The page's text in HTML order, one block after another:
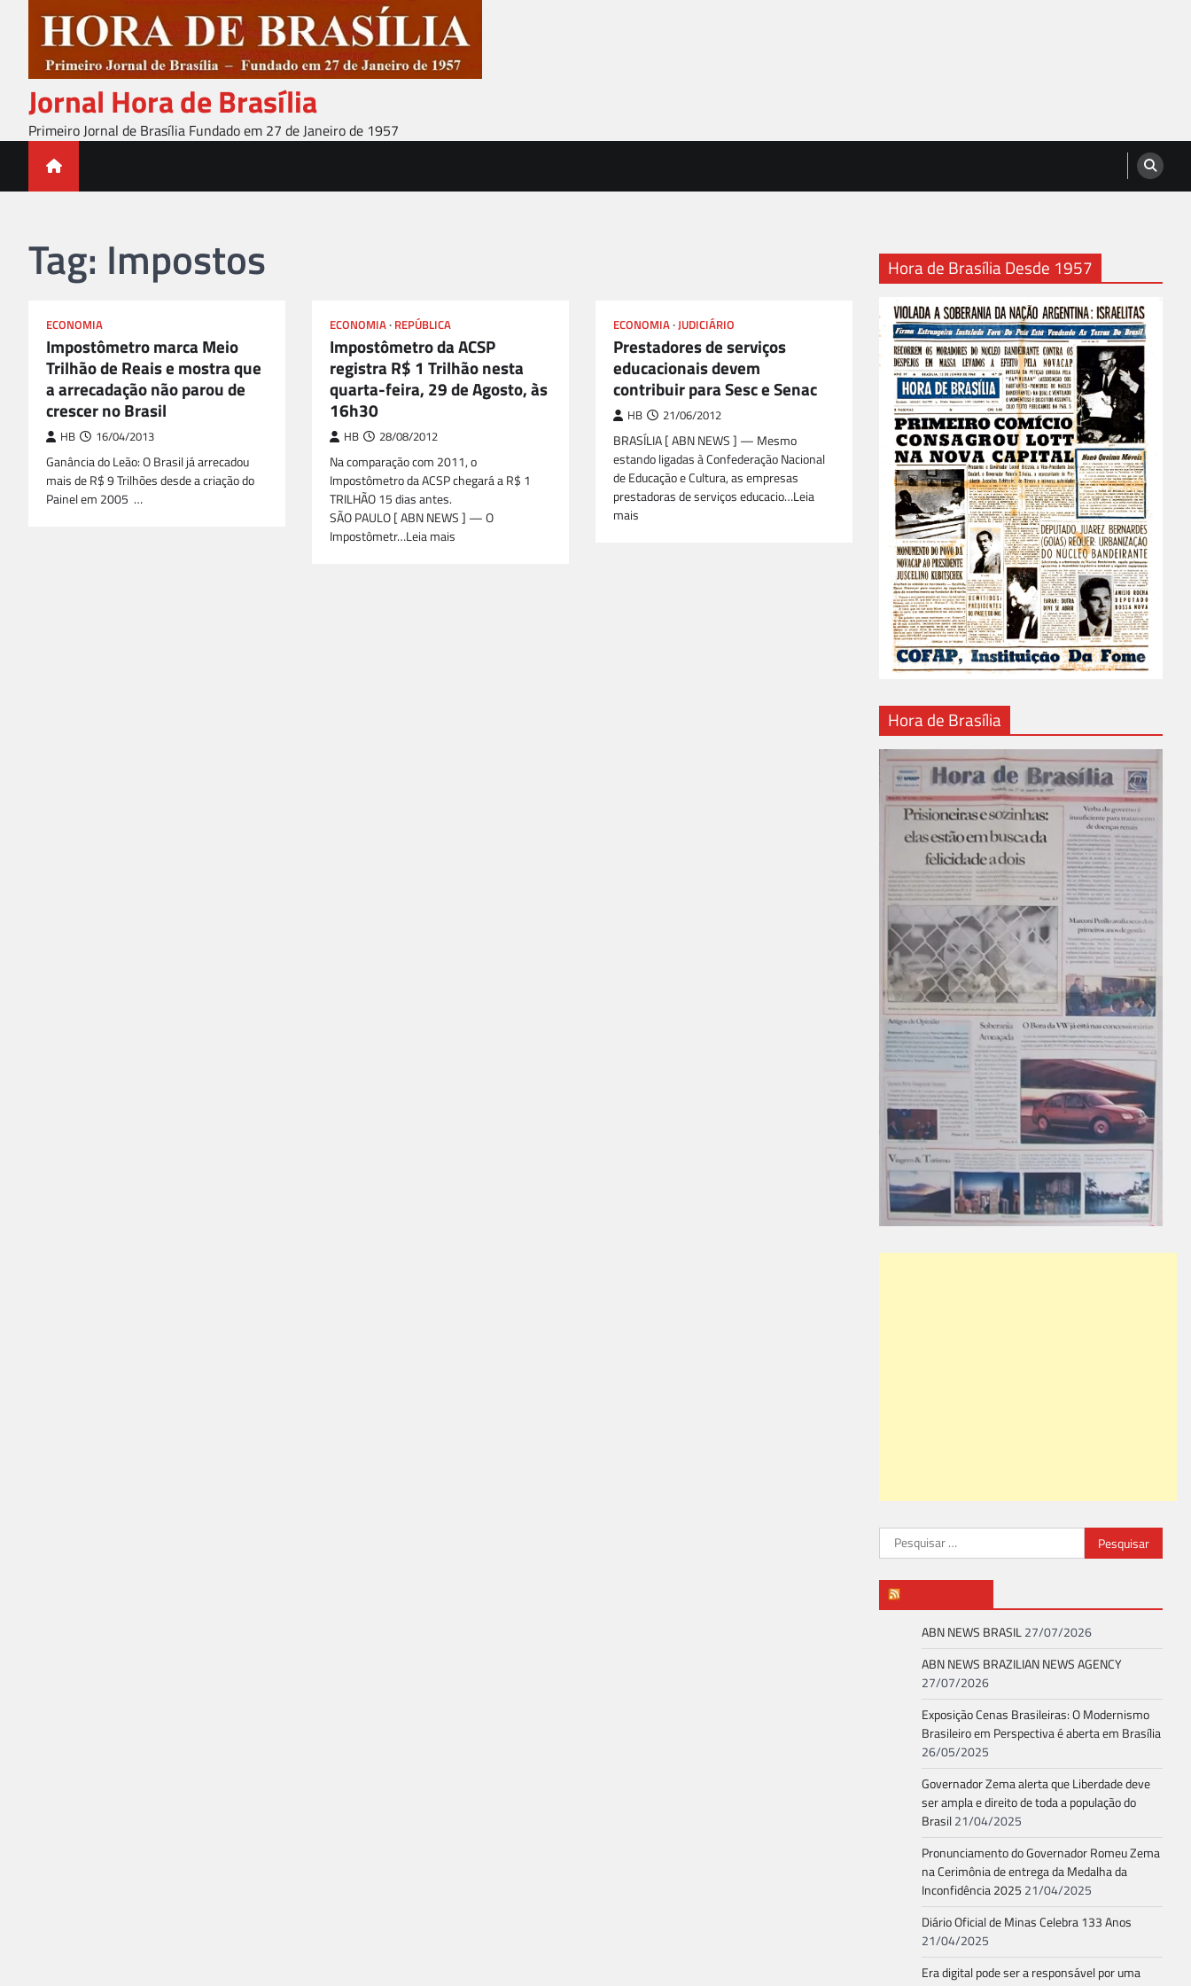
content
Jornal Hora de Brasília
Primeiro Jornal de Brasília Fundado em 27 de Janeiro de 1957
Tag: Impostos
ECONOMIA
Impostômetro marca Meio
Trilhão de Reais e mostra que
a arrecadação não parou de
crescer no Brasil
HB 16/04/2013
Ganância do Leão: O Brasil já arrecadou
mais de R$ 9 Trilhões desde a criação do
Painel em 2005 …
ECONOMIA REPÚBLICA
Impostômetro da ACSP
registra R$ 1 Trilhão nesta
quarta-feira, 29 de Agosto, às
16h30
HB 28/08/2012
Na comparação com 2011, o
Impostômetro da ACSP chegará a R$ 1
TRILHÃO 15 dias antes.
SÃO PAULO [ ABN NEWS ] — O
Impostômetr…Leia mais
ECONOMIA JUDICIÁRIO
Prestadores de serviços
educacionais devem
contribuir para Sesc e Senac
HB 21/06/2012
BRASÍLIA [ ABN NEWS ] — Mesmo
estando ligadas à Confederação Nacional
de Educação e Cultura, as empresas
prestadoras de serviços educacio…Leia
mais
Hora de Brasília Desde 1957
Hora de Brasília
Pesquisar
por:
ABN NEWS BRASIL27/07/2026
ABN NEWS BRAZILIAN NEWS AGENCY
27/07/2026
Exposição Cenas Brasileiras: O Modernismo
Brasileiro em Perspectiva é aberta em Brasília
26/05/2025
Governador Zema alerta que Liberdade deve
ser ampla e direito de toda a população do
Brasil21/04/2025
Pronunciamento do Governador Romeu Zema
na Cerimônia de entrega da Medalha da
Inconfidência 2025 21/04/2025
Diário Oficial de Minas Celebra 133 Anos
21/04/2025
Era digital pode ser a responsável por uma